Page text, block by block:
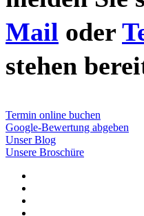
Mail oder
stehen
Termin online buchen
Google-Bewertung abgeben
Unser Blog
Unsere Broschüre